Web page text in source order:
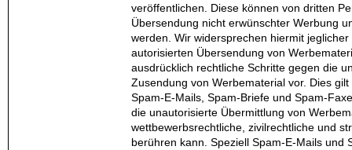
veröffentlichen. Diese können von dritten
Übersendung nicht erwünschter Werbung
werden. Wir widersprechen hiermit
autorisierten Übersendung von
ausdrücklich rechtliche Schritte gegen die
Zusendung von Werbematerial vor. Dies
Spam-E-Mails, Spam-Briefe und Spam-
die unautorisierte Übermittlung von
wettbewerbsrechtliche, zivilrechtliche und
berühren kann. Speziell Spam-E-Mails und